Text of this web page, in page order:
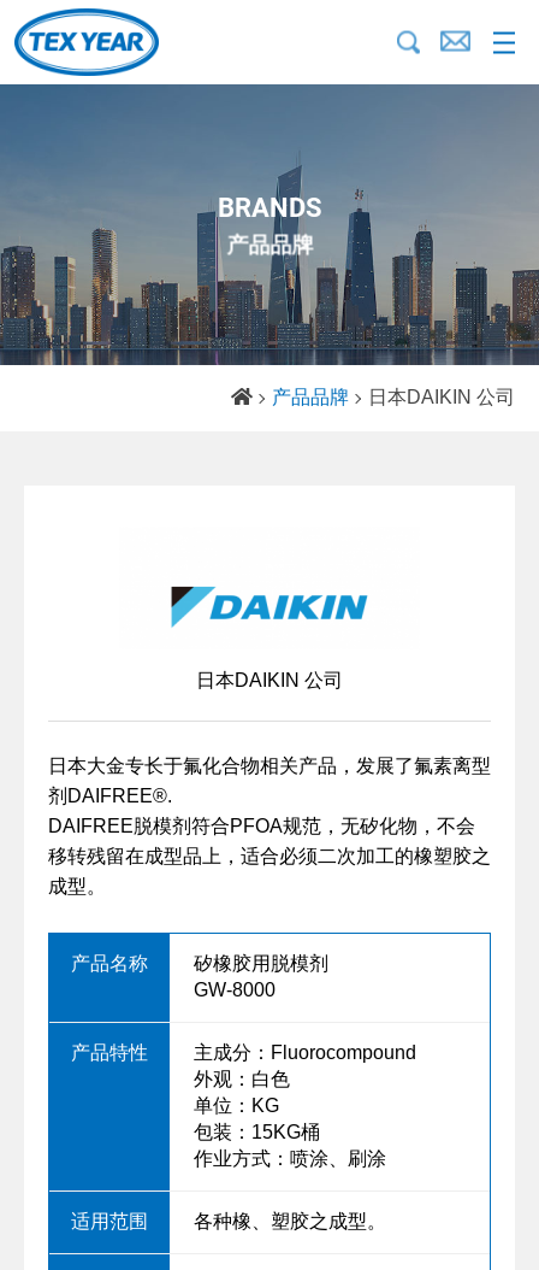
BRANDS
产品品牌
产品品牌 日本DAIKIN 公司
日本DAIKIN 公司
日本大金专长于氟化合物相关产品，发展了氟素离型
剂DAIFREE®.
DAIFREE脱模剂符合PFOA规范，无矽化物，不会
移转残留在成型品上，适合必须二次加工的橡塑胶之
成型。
矽橡胶用脱模剂
GW-8000
主成分：Fluorocompound
外观：白色
单位：KG
包装：15KG桶
作业方式：喷涂、刷涂
各种橡、塑胶之成型。